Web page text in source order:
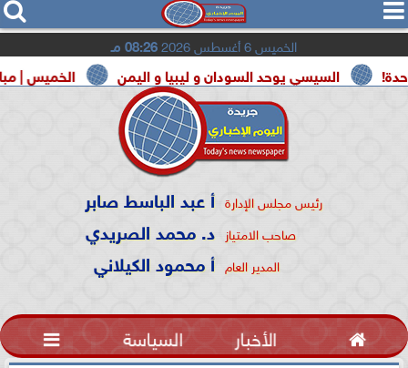
  
الخميس 6 أغسطس 2026 08:26 مـ
الخميس | مباريات السيسي يوحد السودان و ليبيا و اليمن
رئيس مجلس الإدارة أ عبد الباسط صابر
صاحب الامتياز د. محمد الصريدي
المدير العام أ محمود الكيلاني
 الأخبار السياسة 